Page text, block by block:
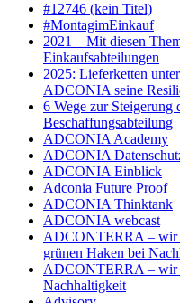
#12746 (kein Titel)
#MontagimEinkauf
2021 – Mit diesen
Einkaufsabteilungen
2025: Lieferketten
ADCONIA seine
6 Wege zur Steigerung
Beschaffungsabteilung
ADCONIA Academy
ADCONIA
ADCONIA Einblick
Adconia Future Proof
ADCONIA Thinktank
ADCONIA webcast
ADCONTERRA – wir
grünen Haken bei
ADCONTERRA – wir
Nachhaltigkeit